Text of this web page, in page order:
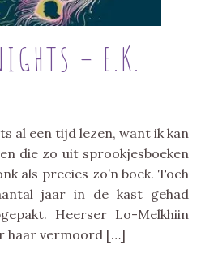
– E.K.
al een tijd lezen, want ik kan
die zo uit sprookjesboeken
als precies zo’n boek. Toch
jaar in de kast gehad
Heerser Lo-Melkhiin
haar vermoord […]